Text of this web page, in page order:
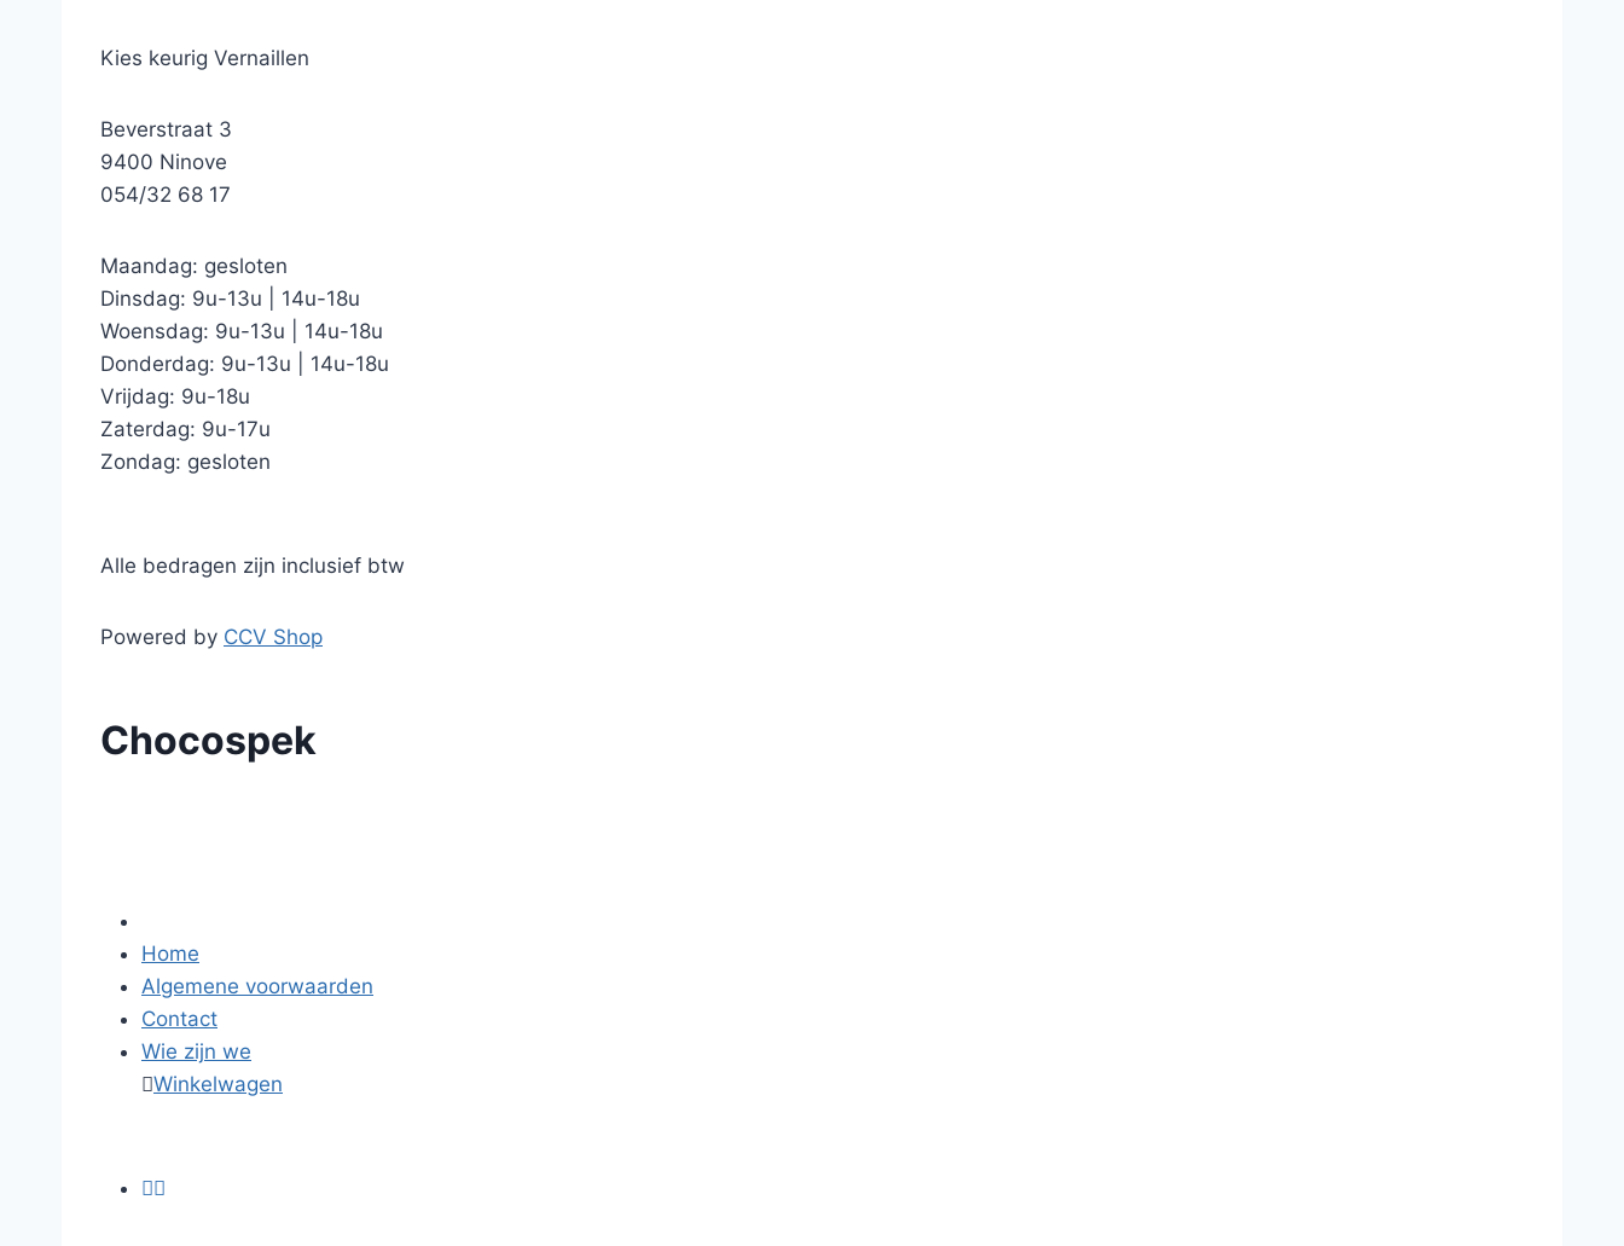
Kies keurig Vernaillen
Beverstraat 3
9400 Ninove
054/32 68 17
Maandag: gesloten
Dinsdag: 9u-13u | 14u-18u
Woensdag: 9u-13u | 14u-18u
Donderdag: 9u-13u | 14u-18u
Vrijdag: 9u-18u
Zaterdag: 9u-17u
Zondag: gesloten
Alle bedragen zijn inclusief btw
Powered by CCV Shop
Chocospek
Home
Algemene voorwaarden
Contact
Wie zijn we
Winkelwagen
